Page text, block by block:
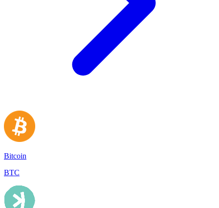
Bitcoin
BTC